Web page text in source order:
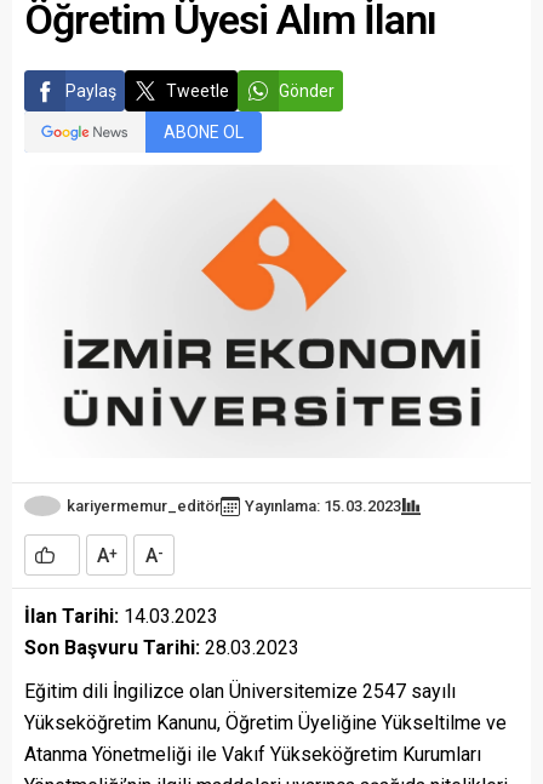
Öğretim Üyesi Alım İlanı
Paylaş Tweetle Gönder
ABONE OL
kariyermemur_editör Yayınlama: 15.03.2023
A+ A-
İlan Tarihi: 14.03.2023
Son Başvuru Tarihi: 28.03.2023
Eğitim dili İngilizce olan Üniversitemize 2547 sayılı
Yükseköğretim Kanunu, Öğretim Üyeliğine Yükseltilme ve
Atanma Yönetmeliği ile Vakıf Yükseköğretim Kurumları